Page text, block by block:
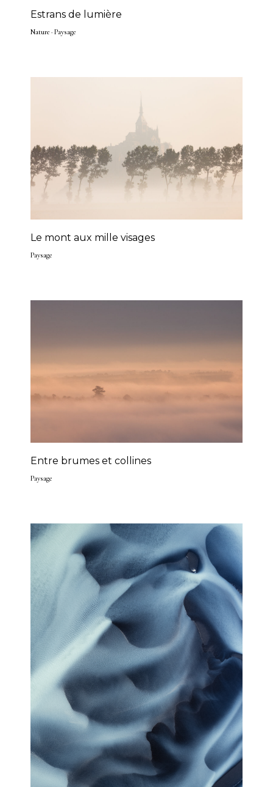
Estrans de lumière
Nature · Paysage
Le mont aux mille visages
Paysage
Entre brumes et collines
Paysage